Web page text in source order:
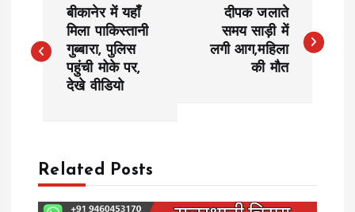
o
n
a
बीकानेर में यहाँ
मिला पाकिस्तानी
गुब्बारा, पुलिस
पहुंची मोके पर,
देखे वीडियो
दीपक जलाते
समय साड़ी में
लगी आग,महिला
की मौत
Related Posts